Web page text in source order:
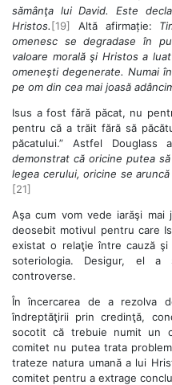
sămânţa lui David. Este
Hristos.[19] Altă afirmație:
omenesc se degradase în
valoare morală şi Hristos a
omeneşti degenerate. Numai
pe om din cea mai joasă
Isus a fost fără păcat, nu
pentru că a trăit fără să
păcatului.” Astfel
demonstrat că oricine putea
legea cerului, oricine se
[21]
Aşa cum vom vede iarăşi mai
deosebit motivul pentru care
existat o relaţie între cauză
soteriologia. Desigur, el a
controverse.
În încercarea de a rezolva
îndreptăţirii prin credinţă,
socotit că trebuie numit un
comitet nu putea trata
trateze natura umană a lui
comitet pentru a extrage